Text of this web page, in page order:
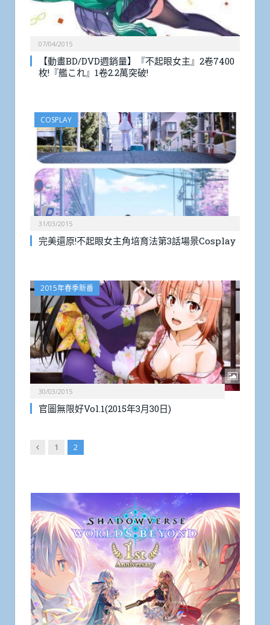
07/04/2015
【動畫BD/DVD週銷量】『不起眼女主』2卷7400
枚!『艦これ』1卷2.2萬突破!
COSPLAY
31/03/2015
完美還原!不起眼女主角培育法第3話場景Cosplay
2015年春季新番
30/03/2015
官圖無限好Vol.1(2015年3月30日)
Previous
1 2